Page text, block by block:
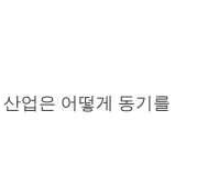
업은 어떻게 동기를